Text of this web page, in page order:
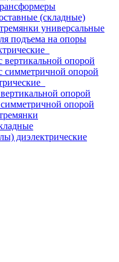
(складные)
универсальные
подъема на опоры
вертикальной опорой
симметричной опорой
опорой
опорой
диэлектрические